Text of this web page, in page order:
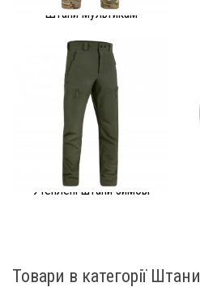
Штани мультикам
Утеплені штани зимові
Товари в категорії Штани